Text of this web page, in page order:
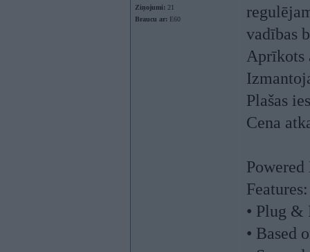
Ziņojumi: 21
Braucu ar: E60
vadības
Aprīkots
Plašas
Cena
Features:
• Plug &
• Based